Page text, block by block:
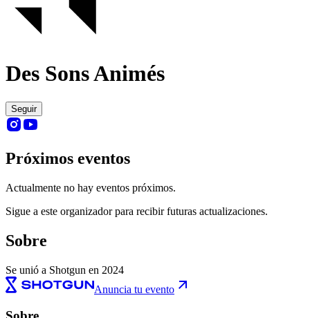
Des Sons Animés
Seguir
Próximos eventos
Actualmente no hay eventos próximos.
Sigue a este organizador para recibir futuras actualizaciones.
Sobre
Se unió a Shotgun en 2024
Anuncia tu evento